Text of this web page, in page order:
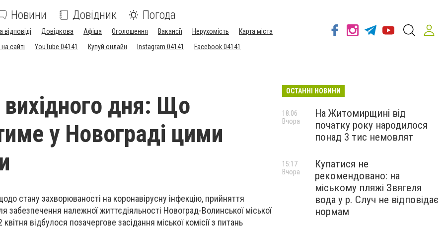
Новини Довідник Погода
відповіді Довідкова Афіша Оголошення Вакансії Нерухомість
Карта міста
сайті YouTube 04141 Купуй онлайн Instagram 04141 Facebook 04141
вихідного дня: Що
у Новограді цими
стану захворюваності на коронавірусну інфекцію, прийняття
забезпечення належної життєдіяльності Новоград-Волинської міської
відбулося позачергове засідання міської комісії з питань
ОСТАННІ НОВИНИ
На Житомирщині від
початку року народилося
понад 3 тис немовлят
18:06
Вчора
Купатися не
рекомендовано: на
міському пляжі Звягеля
вода у р. Случ не відповідає
нормам
15:17
Вчора